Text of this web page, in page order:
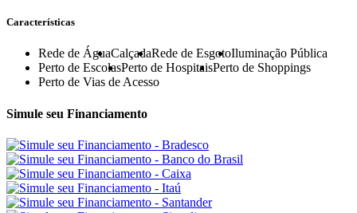
Características
Rede de ÁguaCalçadaRede de EsgotoIluminação Pública
Perto de EscolasPerto de HospitaisPerto de Shoppings
Perto de Vias de Acesso
Simule seu Financiamento